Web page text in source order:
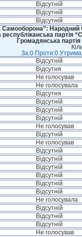
Відсутній
Відсутній
Відсутній
Народний
республіканська
Громадянська
За:0 Проти:0
Відсутній
Відсутня
Не голосував
Не голосувала
Відсутня
Відсутній
Відсутній
Відсутній
Не голосував
Відсутній
Не голосував
Відсутній
Відсутній
Відсутній
Відсутній
Відсутній
Відсутній
Не голосувала
Відсутній
Відсутній
Відсутній
Не голосував